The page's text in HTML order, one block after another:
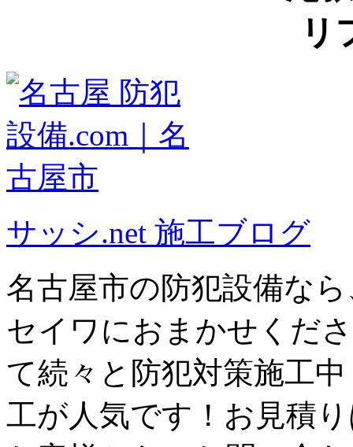
サッシ.net 施工ブログ
名古屋市の防犯設備な
セイワにおまかせくだ
て続々と防犯対策施工
工が人気です！お見積